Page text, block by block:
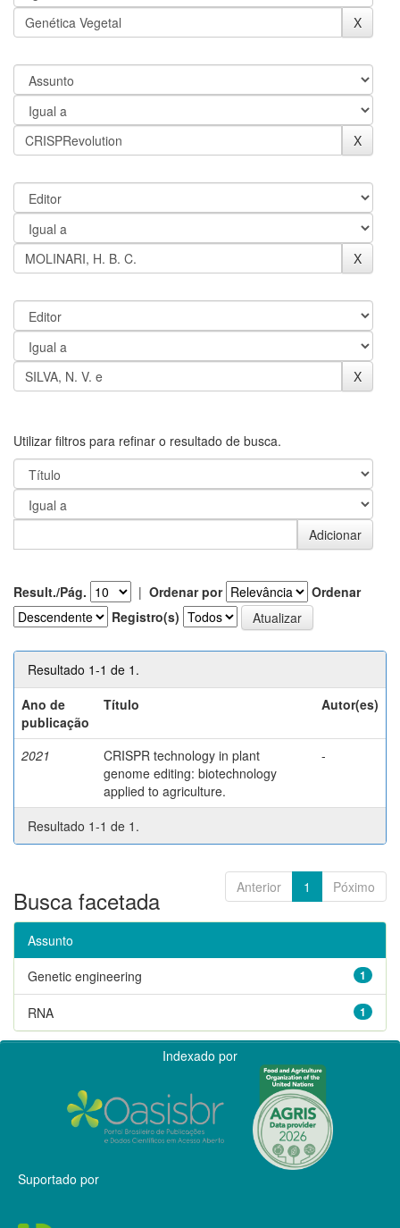
Utilizar filtros para refinar o resultado de busca.
Result./Pág. | Ordenar por
Ordenar
Registro(s)
Resultado 1-1 de 1.
Ano de
publicação
Título Autor(es)
2021
CRISPR technology in plant
genome editing: biotechnology
applied to agriculture.
-
Resultado 1-1 de 1.
Anterior 1 Póximo
Busca facetada
Assunto
1
Genetic engineering
1
RNA
Indexado por
Suportado por